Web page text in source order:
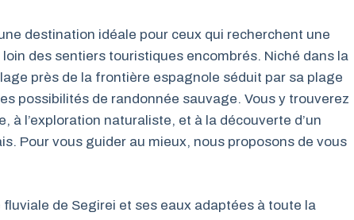
destination idéale pour ceux qui recherchent une
des sentiers touristiques encombrés. Niché dans la
près de la frontière espagnole séduit par sa plage
possibilités de randonnée sauvage. Vous y trouverez
à l’exploration naturaliste, et à la découverte d’un
Pour vous guider au mieux, nous proposons de vous
de Segirei et ses eaux adaptées à toute la